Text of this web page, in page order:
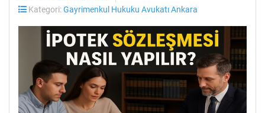
Kategori:Gayrimenkul Hukuku Avukatı Ankara